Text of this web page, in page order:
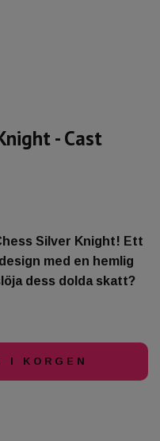
- Cast
Silver Knight! Ett
med en hemlig
dess dolda skatt?
I KORGEN